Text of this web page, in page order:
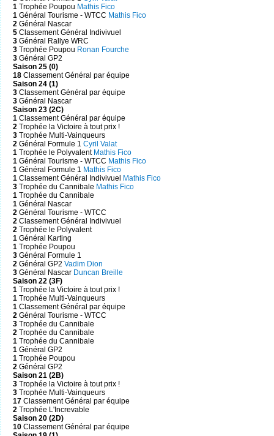
1 Trophée Poupou Mathis Fico
1 Général Tourisme - WTCC Mathis Fico
2 Général Nascar
5 Classement Général Indivivuel
3 Général Rallye WRC
3 Trophée Poupou Ronan Fourche
3 Général GP2
Saison 25 (0)
18 Classement Général par équipe
Saison 24 (1)
3 Classement Général par équipe
3 Général Nascar
Saison 23 (2C)
1 Classement Général par équipe
2 Trophée la Victoire à tout prix !
3 Trophée Multi-Vainqueurs
2 Général Formule 1Cyril Valat
1 Trophée le Polyvalent Mathis Fico
1 Général Tourisme - WTCC Mathis Fico
1 Général Formule 1 Mathis Fico
1 Classement Général Indivivuel
Mathis Fico
3 Trophée du Cannibale Mathis Fico
1 Trophée du Cannibale
1 Général Nascar
2 Général Tourisme - WTCC
2 Classement Général Indivivuel
2 Trophée le Polyvalent
1 Général Karting
1 Trophée Poupou
3 Général Formule 1
2 Général GP2Vadim Dion
3 Général Nascar Duncan Breille
Saison 22 (3F)
1 Trophée la Victoire à tout prix !
1 Trophée Multi-Vainqueurs
1 Classement Général par équipe
2 Général Tourisme - WTCC
3 Trophée du Cannibale
2 Trophée du Cannibale
1 Trophée du Cannibale
1 Général GP2
1 Trophée Poupou
2 Général GP2
Saison 21 (2B)
3 Trophée la Victoire à tout prix !
3 Trophée Multi-Vainqueurs
17 Classement Général par équipe
2 Trophée L'Increvable
Saison 20 (2D)
10 Classement Général par équipe